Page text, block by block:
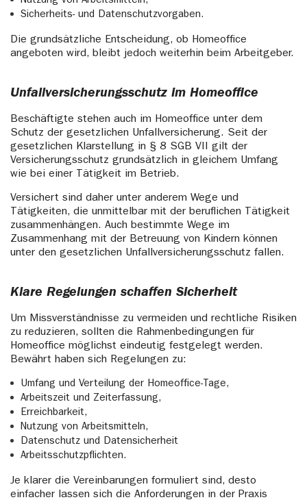
Sicherheits- und Datenschutzvorgaben.
Die grundsätzliche Entscheidung, ob Homeoffice
angeboten wird, bleibt jedoch weiterhin beim Arbeitgeber.
Unfallversicherungsschutz im Homeoffice
Beschäftigte stehen auch im Homeoffice unter dem
Schutz der gesetzlichen Unfallversicherung. Seit der
gesetzlichen Klarstellung in § 8 SGB VII gilt der
Versicherungsschutz grundsätzlich in gleichem Umfang
wie bei einer Tätigkeit im Betrieb.
Versichert sind daher unter anderem Wege und
Tätigkeiten, die unmittelbar mit der beruflichen Tätigkeit
zusammenhängen. Auch bestimmte Wege im
Zusammenhang mit der Betreuung von Kindern können
unter den gesetzlichen Unfallversicherungsschutz fallen.
Klare Regelungen schaffen Sicherheit
Um Missverständnisse zu vermeiden und rechtliche Risiken
zu reduzieren, sollten die Rahmenbedingungen für
Homeoffice möglichst eindeutig festgelegt werden.
Bewährt haben sich Regelungen zu:
Umfang und Verteilung der Homeoffice-Tage,
Arbeitszeit und Zeiterfassung,
Erreichbarkeit,
Nutzung von Arbeitsmitteln,
Datenschutz und Datensicherheit
Arbeitsschutzpflichten.
Je klarer die Vereinbarungen formuliert sind, desto
einfacher lassen sich die Anforderungen in der Praxis